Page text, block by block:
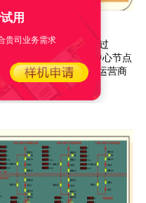
较远时，终端数据通过
节点F8114上，然后中心节点
数据，然后通过GPRS运营商
用
贵司业务需求